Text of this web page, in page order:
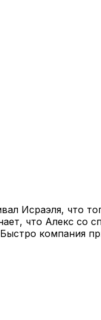
Исраэля, что
что Алекс со
компания